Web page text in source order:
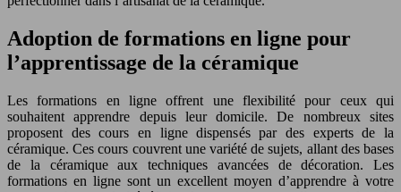
Adoption de formations en ligne pour
l’apprentissage de la céramique
Les formations en ligne offrent une flexibilité pour ceux qui
souhaitent apprendre depuis leur domicile. De nombreux sites
proposent des cours en ligne dispensés par des experts de la
céramique. Ces cours couvrent une variété de sujets, allant des bases
de la céramique aux techniques avancées de décoration. Les
formations en ligne sont un excellent moyen d’apprendre à votre